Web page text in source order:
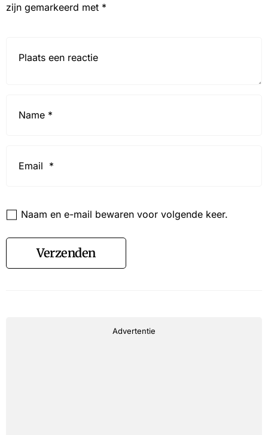
zijn gemarkeerd met *
Naam en e-mail bewaren voor volgende keer.
Verzenden
Advertentie